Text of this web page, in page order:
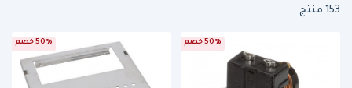
153 منتج
50% خصم 50% خصم